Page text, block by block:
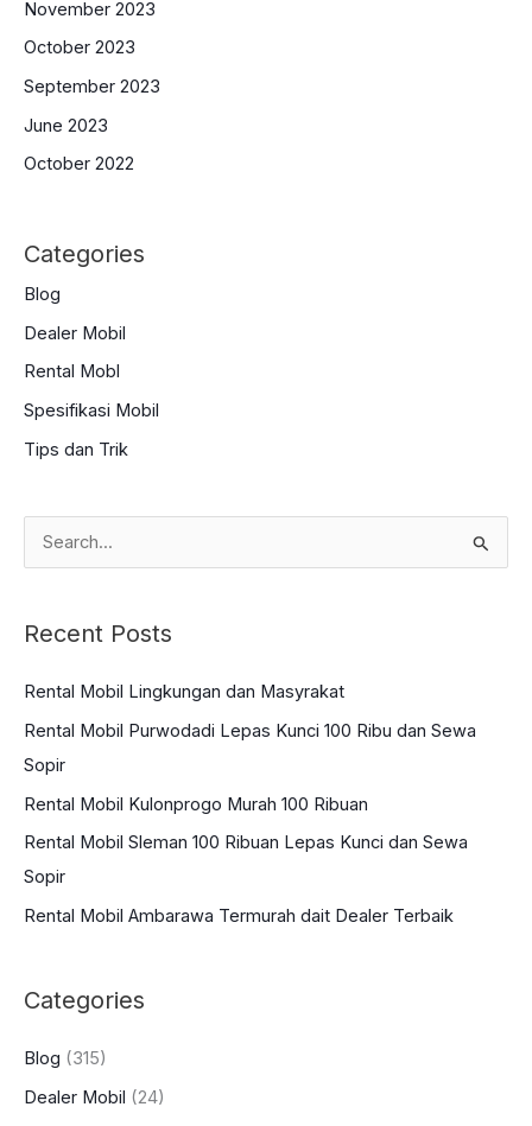
November 2023
October 2023
September 2023
June 2023
October 2022
Categories
Blog
Dealer Mobil
Rental Mobl
Spesifikasi Mobil
Tips dan Trik
e
r
h
f
o
r
:
Recent Posts
Rental Mobil Lingkungan dan Masyrakat
Rental Mobil Purwodadi Lepas Kunci 100 Ribu dan Sewa
Sopir
Rental Mobil Kulonprogo Murah 100 Ribuan
Rental Mobil Sleman 100 Ribuan Lepas Kunci dan Sewa
Sopir
Rental Mobil Ambarawa Termurah dait Dealer Terbaik
Categories
Blog (315)
Dealer Mobil (24)